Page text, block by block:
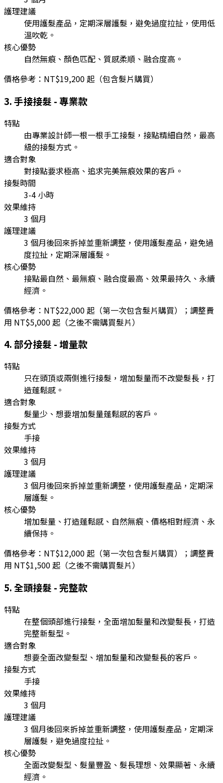
護理建議
使用護髮產品，定期深層護髮，避免過度拉扯，使用低
溫吹乾。
核心優勢
自然無痕、顏色匹配、質感柔順、融合度高。
價格參考： NT$19,200 起（包含髮片購買）
3.手接接髮 - 專業款
特點
由專業設計師一根一根手工接髮，接點精細自然，最高
級的接髮方式。
適合對象
對接點要求極高、追求完美無痕效果的客戶。
接髮時間
3-4 小時
效果維持
3 個月
護理建議
3 個月後回來拆掉並重新調整，使用護髮產品，避免過
度拉扯，定期深層護髮。
核心優勢
接點最自然、最無痕、融合度最高、效果最持久、永續
經濟。
價格參考： NT$22,000 起（第一次包含髮片購買）；調整費
用 NT$5,000 起（之後不需購買髮片）
4. 部分接髮 - 增量款
特點
只在頭頂或兩側進行接髮，增加髮量而不改變髮長，打
造蓬鬆感。
適合對象
髮量少、想要增加髮量蓬鬆感的客戶。
接髮方式
手接
效果維持
3 個月
護理建議
3 個月後回來拆掉並重新調整，使用護髮產品，定期深
層護髮。
核心優勢
增加髮量、打造蓬鬆感、自然無痕、價格相對經濟、永
續保持。
價格參考： NT$12,000 起（第一次包含髮片購買）；調整費
用 NT$1,500 起（之後不需購買髮片）
5.全頭接髮 - 完整款
特點
在整個頭部進行接髮，全面增加髮量和改變髮長，打造
完整新髮型。
適合對象
想要全面改變髮型、增加髮量和改變髮長的客戶。
接髮方式
手接
效果維持
3 個月
護理建議
3 個月後回來拆掉並重新調整，使用護髮產品，定期深
層護髮，避免過度拉扯。
核心優勢
全面改變髮型、髮量豐盈、髮長理想、效果顯著、永續
經濟。